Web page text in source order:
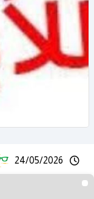
24/05/2026